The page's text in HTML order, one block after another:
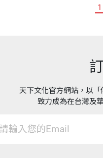
1
天下文化官方網站，以
致力成為在台灣及